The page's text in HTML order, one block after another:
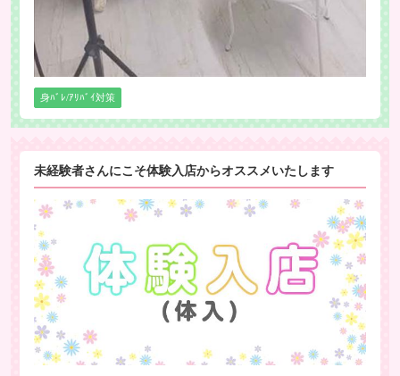
身ﾊﾞﾚ/ｱﾘﾊﾞｲ対策
未経験者さんにこそ体験入店からオススメいたします